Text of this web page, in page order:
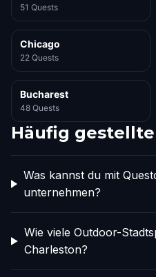
51 Quests
Chicago
22 Quests
Bucharest
48 Quests
Häufig gestellte
Was kannst du mit
unternehmen?
Wie viele Outdoor-
Charleston?